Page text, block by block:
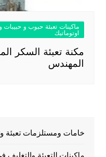
ماكينات تعبئة حبوب و
اوتوماتيك
مكنة تعبئة السكر
المهندس
خامات ومستلزمات تعبئة